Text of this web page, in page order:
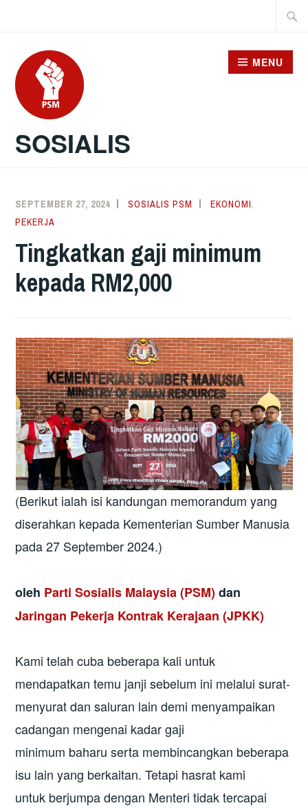
content
SOSIALIS
MENU
SEPTEMBER 27, 2024 SOSIALIS PSM EKONOMI
PEKERJA
Tingkatkan gaji minimum
kepada RM2,000
(Berikut ialah isi kandungan memorandum yang
diserahkan kepada Kementerian Sumber Manusia
pada 27 September 2024.)
oleh Parti Sosialis Malaysia (PSM)dan
Jaringan Pekerja Kontrak Kerajaan (JPKK)
Kami telah cuba beberapa kali untuk
mendapatkan temu janji sebelum ini melalui surat-
menyurat dan saluran lain demi menyampaikan
cadangan mengenai kadar gaji
minimum baharu serta membincangkan beberapa
isu lain yang berkaitan. Tetapi hasrat kami
untuk berjumpa dengan Menteri tidak tercapai